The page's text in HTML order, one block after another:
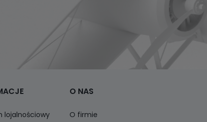
lojalnościowy
O NAS
O firmie